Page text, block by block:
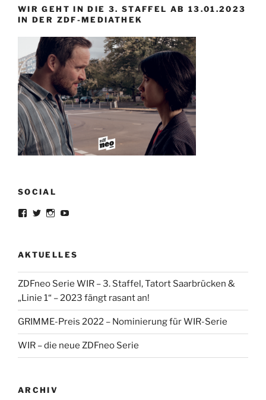
WIR GEHT IN DIE 3. STAFFEL AB 13.01.2023
IN DER ZDF-MEDIATHEK
SOCIAL
Profil
Facebook
anzeigen
Profil
Twitter
anzeigen
Profil
Instagram
anzeigen
Profil
YouTube
anzeigen
AKTUELLES
ZDFneo Serie WIR – 3. Staffel, Tatort Saarbrücken &
„Linie 1“ – 2023 fängt rasant an!
GRIMME-Preis 2022 – Nominierung für WIR-Serie
WIR – die neue ZDFneo Serie
ARCHIV